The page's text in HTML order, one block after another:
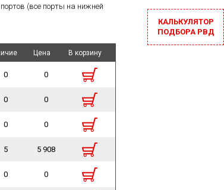
(все порты на нижней
Цена В корзину
0 0
0 0
0 0
5 5 908
0 0
Цена В корзину
КАЛЬКУЛЯТОР
ПОДБОРА РВД